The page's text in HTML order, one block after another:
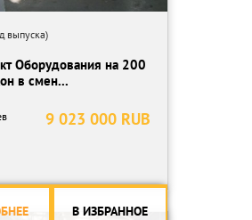
выпуска)
Оборудования на 200
в смен...
9 023 000 RUB
В ИЗБРАННОЕ